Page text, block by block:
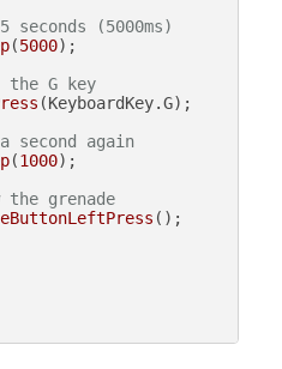
(5000ms)
(5000);
G key
(KeyboardKey.G);
second again
(1000);
the grenade
();